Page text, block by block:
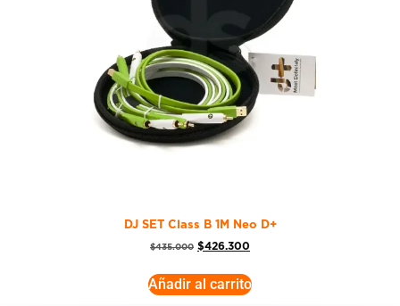
DJ SET Class B 1M Neo D+
$435.000 $426.300
Añadir al carrito